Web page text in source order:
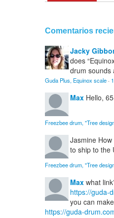
Comentarios
Jacky
does
drum sounds
Guda Plus, Equinox scale ·
Max Hello,
Freezbee drum, "Tree
Jasmine
to ship to the
Freezbee drum, "Tree
Max what
https://guda-
you can
https://guda-